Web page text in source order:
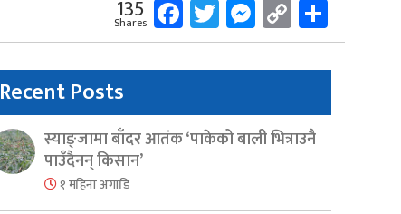
135
Shares Facebook
Twitter
Messenger
Copy
Link
Recent Posts
स्याङ्जामा बाँदर आतंक ‘पाकेको बाली भित्राउनै
पाउँदैनन् किसान’
१ महिना अगाडि